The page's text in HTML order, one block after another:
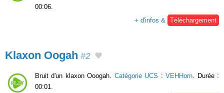
00:06.
+ d'infos & Téléchargement
Klaxon Oogah #2
Bruit d'un klaxon Ooogah. Catégorie UCS :VEHHorn . Durée :
00:01.